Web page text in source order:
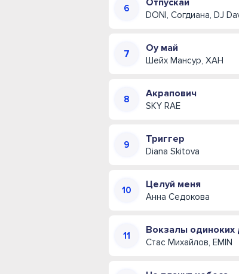
Отпускай
DONI, Согдиана, DJ
Оу май
Шейх Мансур, ХАН
Акрапович
SKY RAE
Триггер
Diana Skitova
Целуй меня
Анна Седокова
Вокзалы одиноких
Стас Михайлов, EMIN